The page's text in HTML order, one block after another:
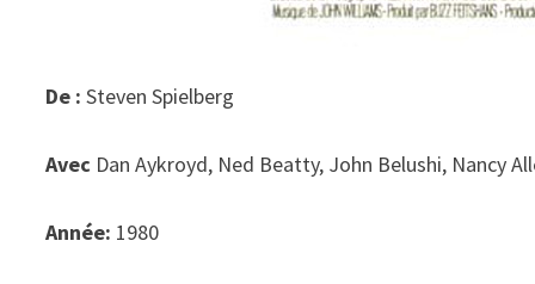
De :Steven Spielberg
Avec Dan Aykroyd, Ned Beatty, John Belushi, Nancy
Année: 1980